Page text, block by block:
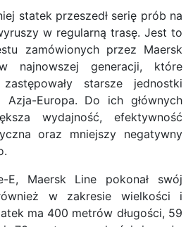
statek przeszedł serię prób na
w regularną trasę. Jest to
zamówionych przez Maersk
najnowszej generacji, które
starsze jednostki
Azja-Europa. Do ich głównych
wydajność, efektywność
oraz mniejszy negatywny
E, Maersk Line pokonał swój
w zakresie wielkości i
ma 400 metrów długości, 59